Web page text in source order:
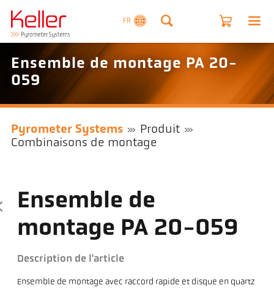
FR
Ensemble de montage PA 20-
059
Pyrometer Systems
Produit
Combinaisons de montage
Ensemble de
montage PA 20-059
Description de l'article
Ensemble de montage avec raccord rapide et disque en quartz